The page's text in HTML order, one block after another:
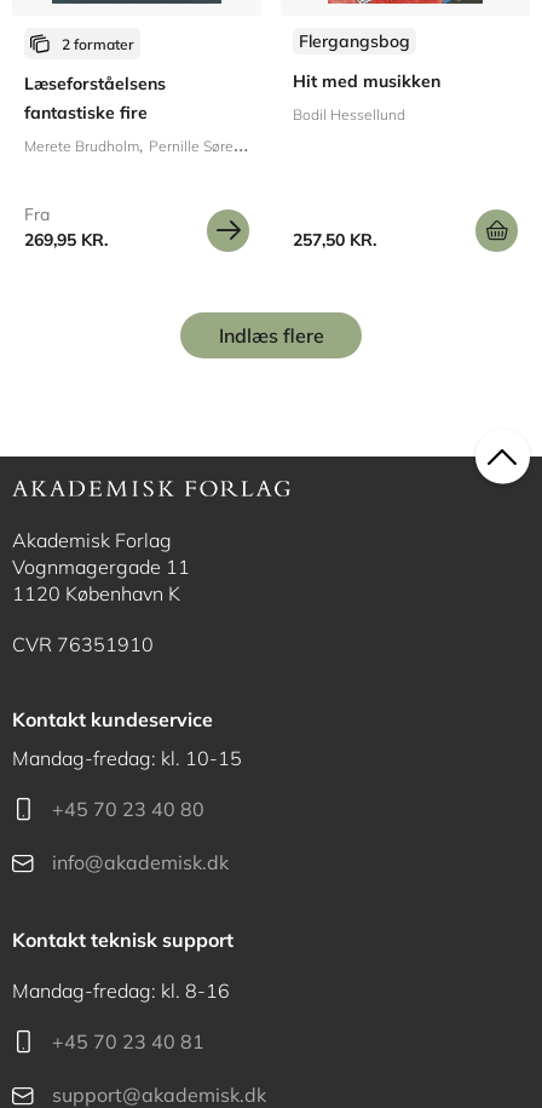
2 formater
Læseforståelsens
fantastiske fire
Merete Brudholm Pernille Sørensen
Fra
269,95 KR.
Flergangsbog
Hit med musikken
Bodil Hessellund
257,50 KR.
Indlæs flere
Akademisk Forlag
Vognmagergade 11
1120 København K
CVR 76351910
Kontakt kundeservice
Mandag-fredag: kl. 10-15
+45 70 23 40 80
info@akademisk.dk
Kontakt teknisk support
Mandag-fredag: kl. 8-16
+45 70 23 40 81
support@akademisk.dk